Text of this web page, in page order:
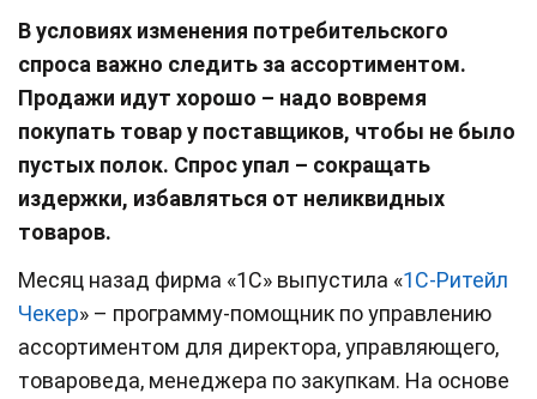
В условиях изменения потребительского
спроса важно следить за ассортиментом.
Продажи идут хорошо – надо вовремя
покупать товар у поставщиков, чтобы не было
пустых полок. Спрос упал – сокращать
издержки, избавляться от неликвидных
товаров.
Месяц назад фирма «1С» выпустила «1С-Ритейл
Чекер» – программу-помощник по управлению
ассортиментом для директора, управляющего,
товароведа, менеджера по закупкам. На основе